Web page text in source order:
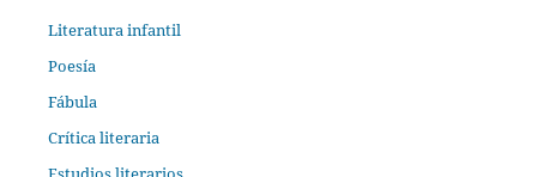
Literatura infantil
Poesía
Fábula
Crítica literaria